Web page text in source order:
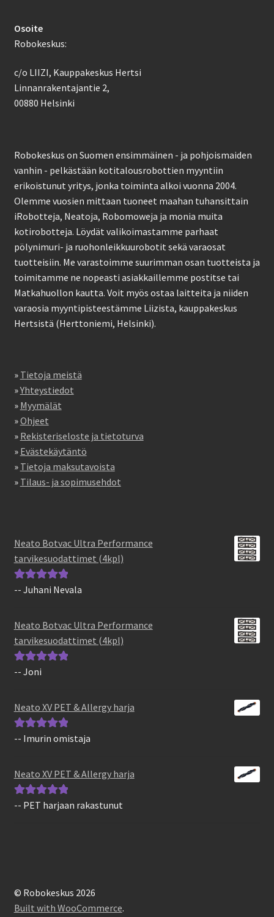
Osoite
Robokeskus:
c/o LIIZI, Kauppakeskus Hertsi
Linnanrakentajantie 2,
00880 Helsinki
Robokeskus on Suomen ensimmäinen - ja pohjoismaiden
vanhin - pelkästään kotitalousrobottien myyntiin
erikoistunut yritys, jonka toiminta alkoi vuonna 2004.
Olemme vuosien mittaan tuoneet maahan tuhansittain
iRobotteja, Neatoja, Robomoweja ja monia muita
kotirobotteja. Löydät valikoimastamme parhaat
pölynimuri- ja ruohonleikkuurobotit sekä varaosat
tuotteisiin. Me varastoimme suurimman osan tuotteista ja
toimitamme ne nopeasti asiakkaillemme postitse tai
Matkahuollon kautta. Voit myös ostaa laitteita ja niiden
varaosia myyntipisteestämme Liizista, kauppakeskus
Hertsistä (Herttoniemi, Helsinki).
» Tietoja meistä
»Yhteystiedot
» Myymälät
»Ohjeet
» Rekisteriseloste ja tietoturva
» Evästekäytäntö
» Tietoja maksutavoista
» Tilaus- ja sopimusehdot
Neato Botvac Ultra Performance
tarvikesuodattimet (4kpl)
Arvostelu
-- Juhani Nevala
Neato Botvac Ultra Performance
tarvikesuodattimet (4kpl)
Arvostelu
-- Joni
Neato XV PET & Allergy harja
Arvostelu
-- Imurin omistaja
Neato XV PET & Allergy harja
Arvostelu
-- PET harjaan rakastunut
© Robokeskus 2026
Built with WooCommerce.